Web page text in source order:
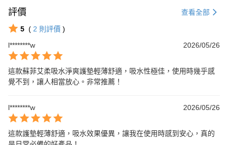
評價 查看全部
5 ( 2 則評價 )
l********w
2026/05/26
這款蘇菲艾柔吸水淨爽護墊輕薄舒適，吸水性極佳，使用時幾乎感
覺不到，讓人相當放心。非常推薦！
l********w 2026/05/26
這款護墊輕薄舒適，吸水效果優異，讓我在使用時感到安心，真的